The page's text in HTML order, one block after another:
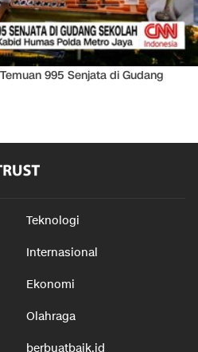
995 Senjata di Gudang
Teknologi
Internasional
Ekonomi
Olahraga
berbuatbaik.id